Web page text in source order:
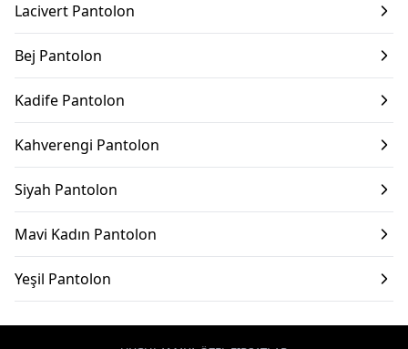
Lacivert Pantolon
Bej Pantolon
Kadife Pantolon
Kahverengi Pantolon
Siyah Pantolon
Mavi Kadın Pantolon
Yeşil Pantolon